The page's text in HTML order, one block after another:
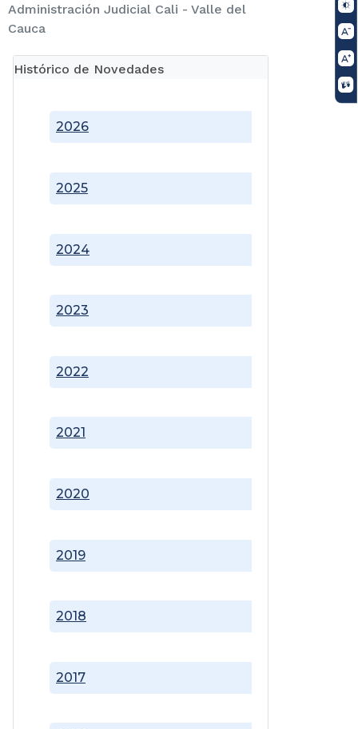
Administración Judicial Cali - Valle del
Cauca
Histórico de Novedades
2017
2018
2019
2020
2021
2022
2023
2024
2025
2026